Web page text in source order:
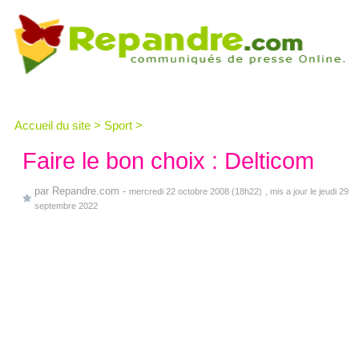
Accueil du site > Sport >
Faire le bon choix : Delticom
par Repandre.com - mercredi 22 octobre 2008 (18h22)
, mis a jour le jeudi 29
septembre 2022